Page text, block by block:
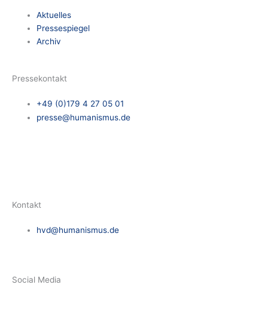
Aktuelles
Pressespiegel
Archiv
Pressekontakt
+49 (0)179 4 27 05 01
presse@humanismus.de
Kontakt
hvd@humanismus.de
Social Media